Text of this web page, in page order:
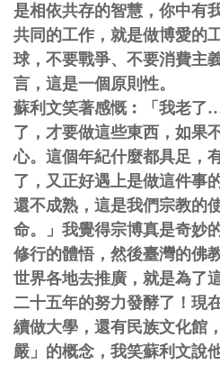
是相依共存的智慧，你中有
共同的工作，就是做博愛的
球，不要戰爭、不要消費主
言，這是一個原則性。
蘇利文笑著感慨︰「我老
了，才要做這些東西，如果
心。這個年紀什麼都具足，
了，又正好遇上是做這件事
還不成熟，這是我們宗教的
命。」我覺得宗博真是奇妙
修行的體悟，然後臺灣的佛
世界各地去推廣，就是為了
二十五年的努力發酵了！現
續做大學，還有民族文化館
嚴」的概念，我笑蘇利文說